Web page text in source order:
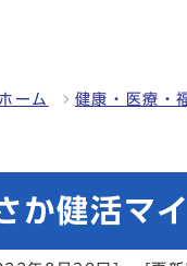
ホーム 健康・医療・
か健活マ